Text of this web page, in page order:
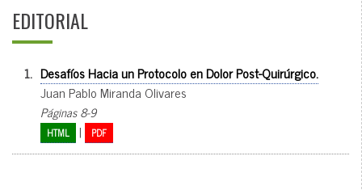
EDITORIAL
1. Desafíos Hacia un Protocolo en Dolor Post-Quirúrgico.
Juan Pablo Miranda Olivares
Páginas 8-9
HTML | PDF